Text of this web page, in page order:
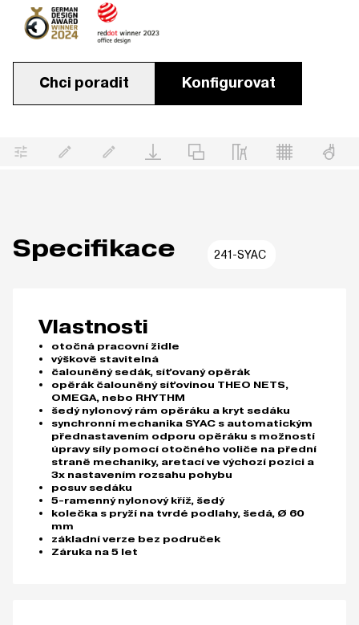
Chci poradit Konfigurovat
Specifikace 241-SYAC
Vlastnosti
otočná pracovní židle
výškově stavitelná
čalouněný sedák, síťovaný opěrák
opěrák čalouněný síťovinou THEO NETS,
OMEGA, nebo RHYTHM
šedý nylonový rám opěráku a kryt sedáku
synchronní mechanika SYAC s automatickým
přednastavením odporu opěráku s možností
úpravy síly pomocí otočného voliče na přední
straně mechaniky, aretací ve výchozí pozici a
3x nastavením rozsahu pohybu
posuv sedáku
5-ramenný nylonový kříž, šedý
kolečka s pryží na tvrdé podlahy, šedá, Ø 60
mm
základní verze bez područek
Záruka na 5 let